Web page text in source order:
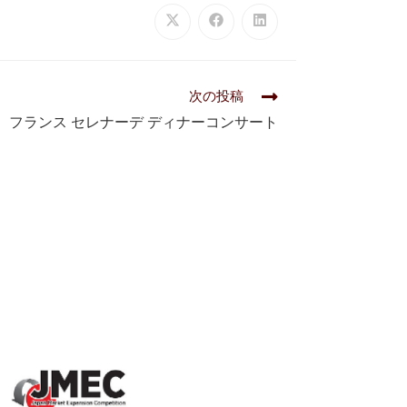
次の投稿
フランス セレナーデ ディナーコンサート